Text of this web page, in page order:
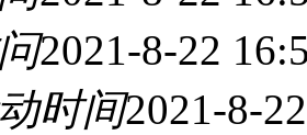
2021-8-22
时间2021-8-